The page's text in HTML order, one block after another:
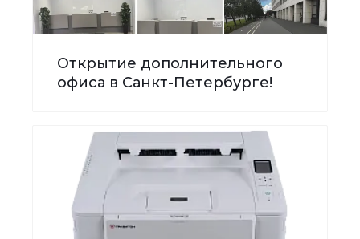
Открытие дополнительного
офиса в Санкт-Петербурге!